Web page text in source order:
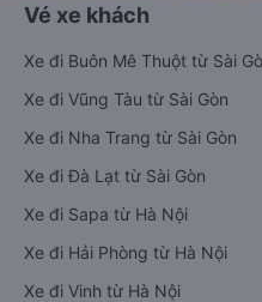
Vé xe khách
Xe đi Buôn Mê Thuột từ Sài
Xe đi Vũng Tàu từ Sài Gòn
Xe đi Nha Trang từ Sài Gòn
Xe đi Đà Lạt từ Sài Gòn
Xe đi Sapa từ Hà Nội
Xe đi Hải Phòng từ Hà Nội
Xe đi Vinh từ Hà Nội